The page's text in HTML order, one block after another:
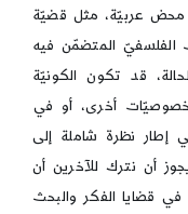
محض عربيّة، مثل قضيّة
الفلسفيّ المتضمّن فيه
قد تكون الكونيّة
خصوصيّات أخرى، أو في
إطار نظرة شاملة إلى
أن نترك للآخرين أن
قضايا الفكر والبحث